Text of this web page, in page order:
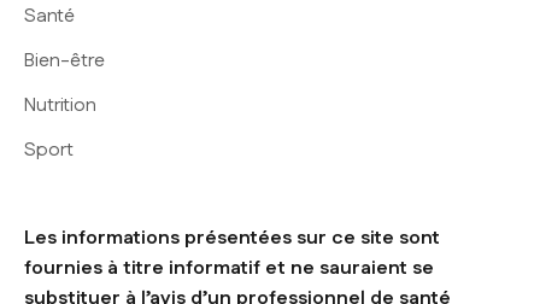
Santé
Bien-être
Nutrition
Sport
Les informations présentées sur ce site sont
fournies à titre informatif et ne sauraient se
substituer à l’avis d’un professionnel de santé